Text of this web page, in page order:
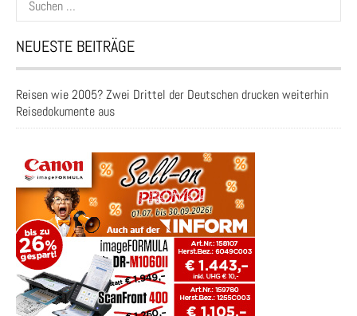
nach:
NEUESTE BEITRÄGE
Reisen wie 2005? Zwei Drittel der Deutschen drucken weiterhin
Reisedokumente aus